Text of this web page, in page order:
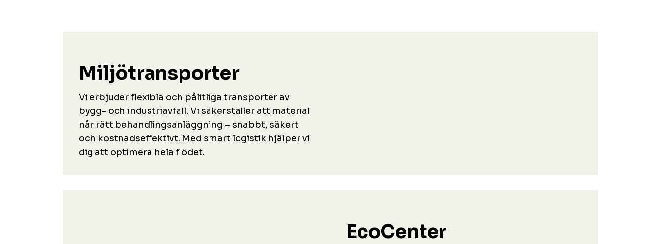
Miljötransporter
Vi erbjuder flexibla och pålitliga transporter av
bygg- och industriavfall. Vi säkerställer att material
når rätt behandlingsanläggning – snabbt, säkert
och kostnadseffektivt. Med smart logistik hjälper vi
dig att optimera hela flödet.
EcoCenter